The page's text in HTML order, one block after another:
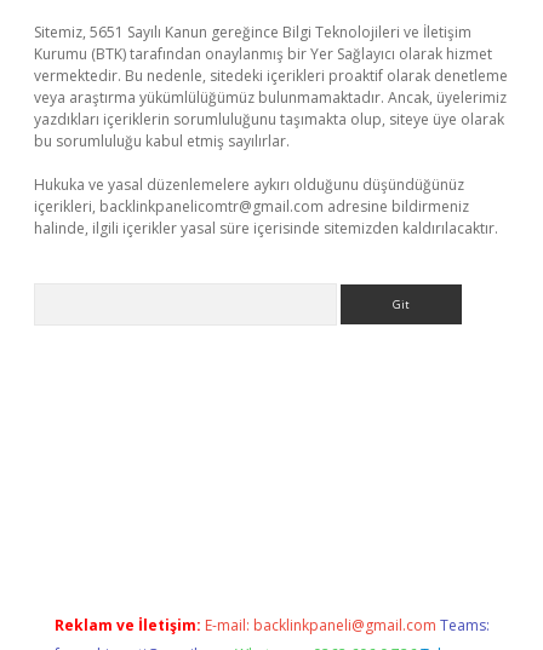
Sitemiz, 5651 Sayılı Kanun gereğince Bilgi Teknolojileri ve İletişim
Kurumu (BTK) tarafından onaylanmış bir Yer Sağlayıcı olarak hizmet
vermektedir. Bu nedenle, sitedeki içerikleri proaktif olarak denetleme
veya araştırma yükümlülüğümüz bulunmamaktadır. Ancak, üyelerimiz
yazdıkları içeriklerin sorumluluğunu taşımakta olup, siteye üye olarak
bu sorumluluğu kabul etmiş sayılırlar.
Hukuka ve yasal düzenlemelere aykırı olduğunu düşündüğünüz
içerikleri, backlinkpanelicomtr@gmail.com adresine bildirmeniz
halinde, ilgili içerikler yasal süre içerisinde sitemizden kaldırılacaktır.
Reklam ve İletişim: E-mail: backlinkpaneli@gmail.com Teams: